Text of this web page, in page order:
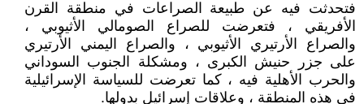
فتحدثت فيه عن طبيعة الصراعات في منطقة القرن
الأفريقي ، فتعرضت للصراع الصومالي الأثيوبي ،
والصراع الأرتيري الأثيوبي ، والصراع اليمني الأرتيري
على جزر حنيش الكبرى ، ومشكلة الجنوب السوداني
والحرب الأهلية فيه ، كما تعرضت للسياسة الإسرائيلية
في هذه المنطقة ، وعلاقات إسرائيل بدولها.